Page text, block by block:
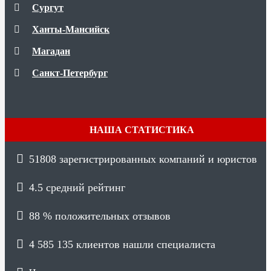
Сургут
Ханты-Мансийск
Магадан
Санкт-Петербург
НАША СТАТИСТИКА
51808 зарегистрированных компаний и юристов
4.5 средний рейтинг
88 % положительных отзывов
4 585 135 клиентов нашли специалиста